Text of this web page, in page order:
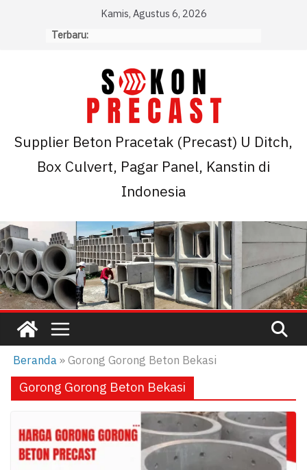
Kamis, Agustus 6, 2026
Terbaru:
Supplier Beton Pracetak (Precast) U Ditch,
Box Culvert, Pagar Panel, Kanstin di
Indonesia
Beranda»Gorong Gorong Beton Bekasi
Gorong Gorong Beton Bekasi